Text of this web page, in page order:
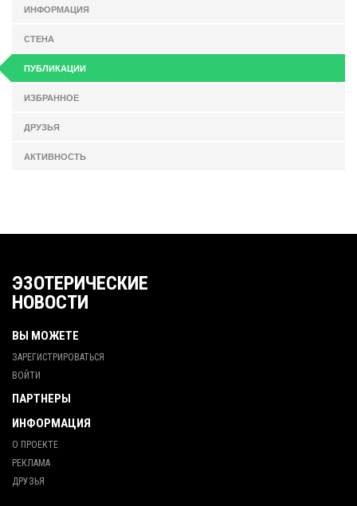
ИНФОРМАЦИЯ
СТЕНА
ПУБЛИКАЦИИ
ИЗБРАННОЕ
ДРУЗЬЯ
АКТИВНОСТЬ
ЭЗОТЕРИЧЕСКИЕ
НОВОСТИ
ВЫ МОЖЕТЕ
ЗАРЕГИСТРИРОВАТЬСЯ
ВОЙТИ
ПАРТНЕРЫ
ИНФОРМАЦИЯ
О ПРОЕКТЕ
РЕКЛАМА
ДРУЗЬЯ